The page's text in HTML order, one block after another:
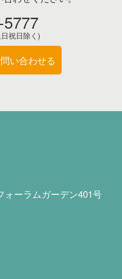
祝日除く)
い合わせる
ォーラムガーデン401号